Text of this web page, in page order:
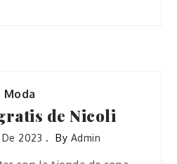
Moda
de Nicoli
2023 By Admin